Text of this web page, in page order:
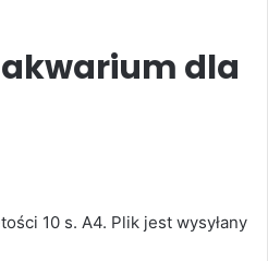
akwarium dla
10 s. A4. Plik jest wysyłany